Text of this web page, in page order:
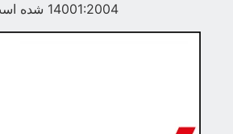
14001:2004 شده است.